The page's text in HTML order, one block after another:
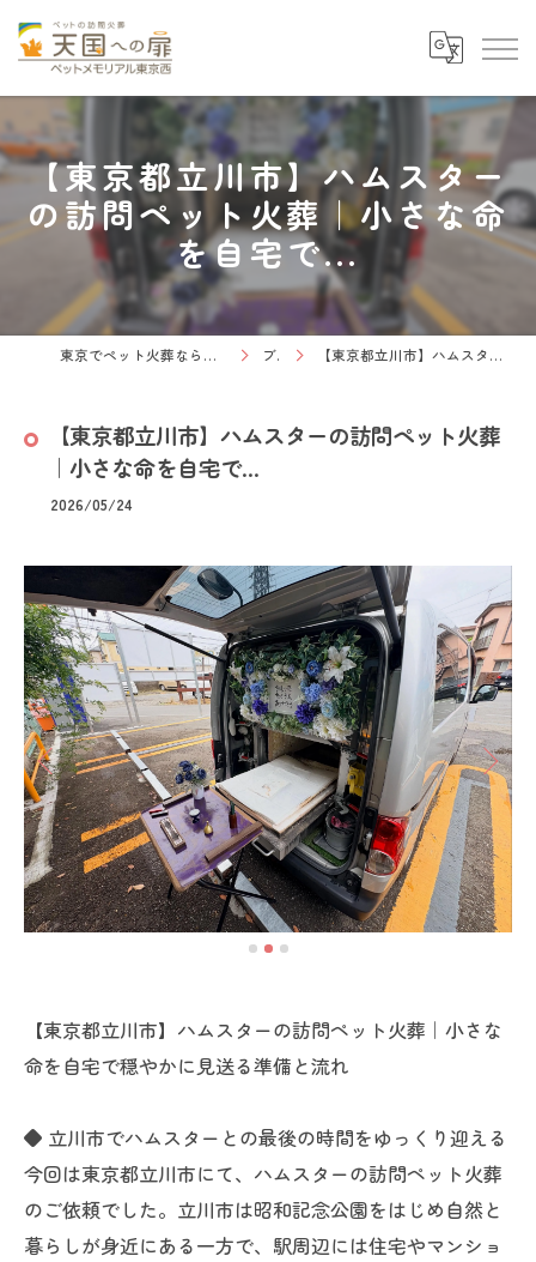
【東京都立川市】ハムスター
の訪問ペット火葬｜小さな命
を自宅で...
東京でペット火葬なら天国への扉 ペットメモリアル東京西 ブログ 【東京都立川市】ハムスターの訪問ペット火葬｜小さな命を自宅で...
【東京都立川市】ハムスターの訪問ペット火葬
｜小さな命を自宅で...
2026/05/24
【東京都立川市】ハムスターの訪問ペット火葬｜小さな
命を自宅で穏やかに見送る準備と流れ
◆ 立川市でハムスターとの最後の時間をゆっくり迎える
今回は東京都立川市にて、ハムスターの訪問ペット火葬
のご依頼でした。立川市は昭和記念公園をはじめ自然と
暮らしが身近にある一方で、駅周辺には住宅やマンショ